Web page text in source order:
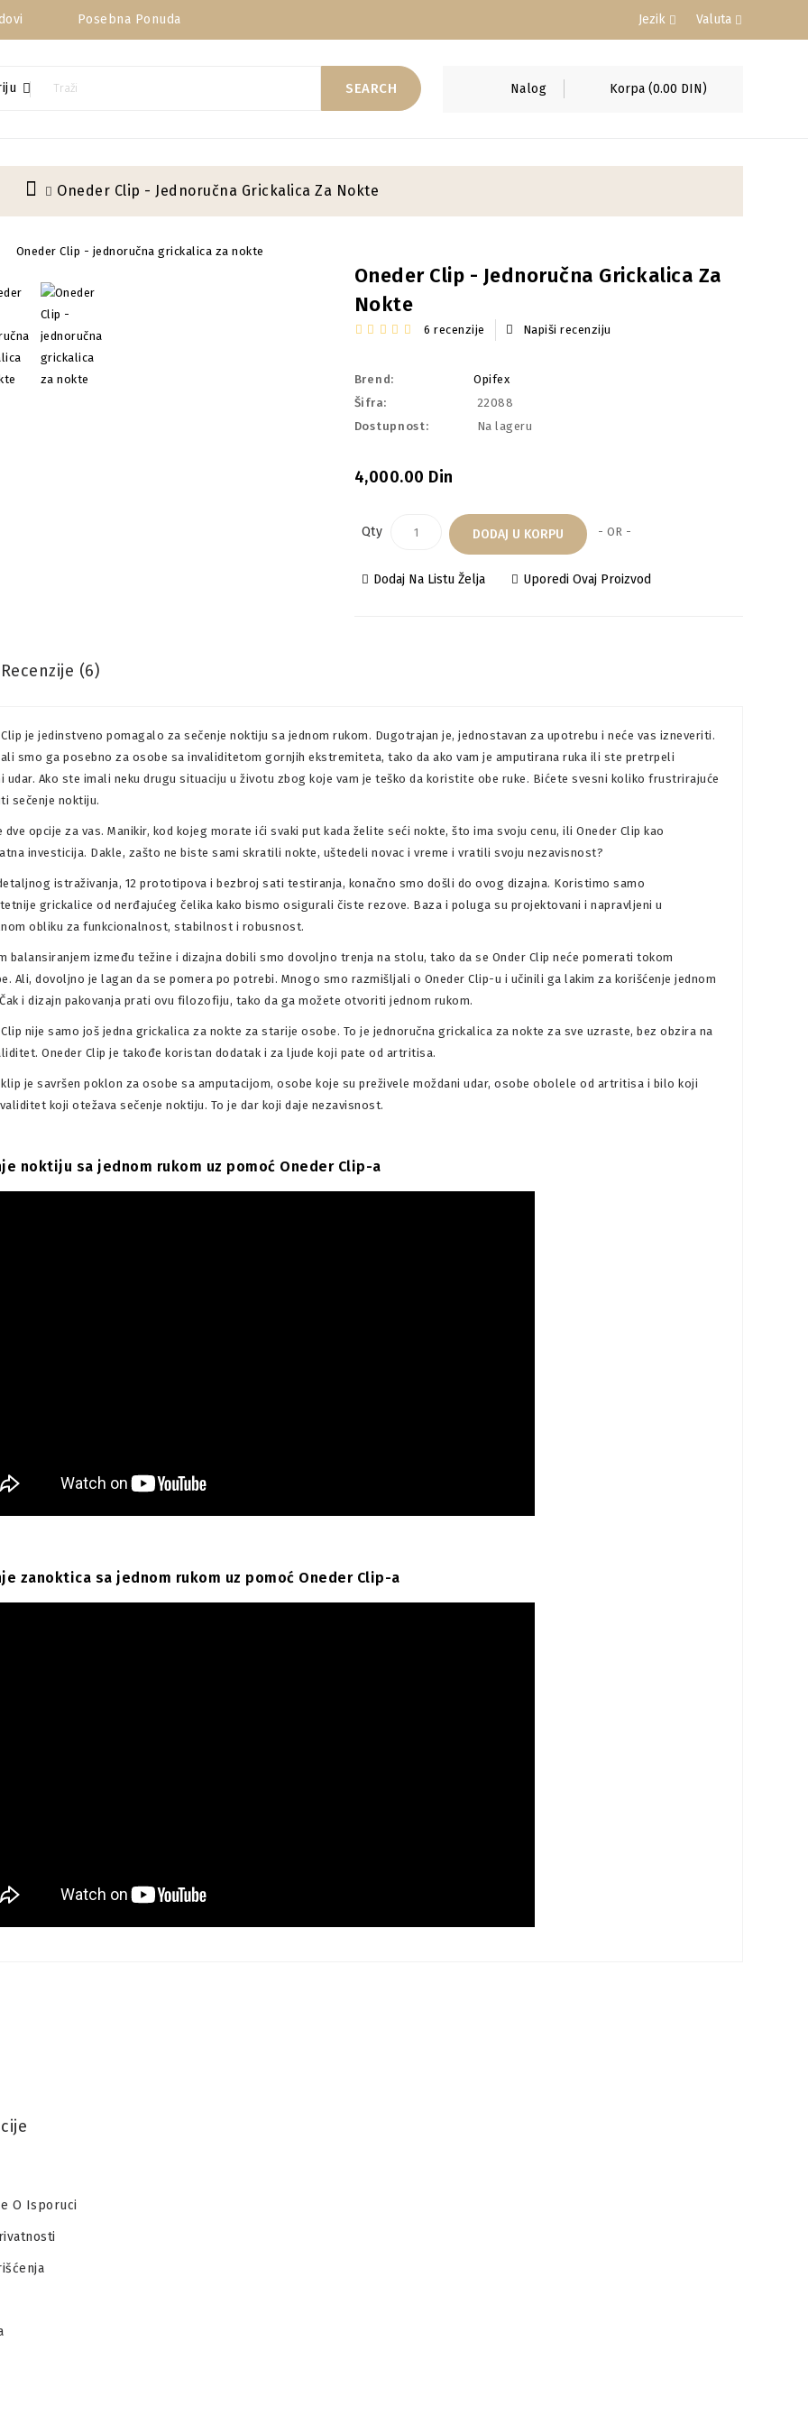
Posebna Ponuda Jezik Valuta
Korpa (0.00 DIN)
Nalog
SEARCH
Oneder Clip - Jednoručna Grickalica Za Nokte
Grickalica Za Nokte
- Nosač Ključa D7
Oneder Clip - Jednoručna Grickalica Za
Nokte
6 recenzije Napiši recenziju
Brend:
Opifex
Šifra:
22088
Dostupnost:
Na lageru
4,000.00 Din
Qty DODAJ U KORPU - OR -
Dodaj Na Listu Želja Uporedi Ovaj Proizvod
Recenzije (6)
Clip je jedinstveno pomagalo za sečenje noktiju sa jednom rukom. Dugotrajan je, jednostavan za upotrebu i neće vas izneveriti.
smo ga posebno za osobe sa invaliditetom gornjih ekstremiteta, tako da ako vam je amputirana ruka ili ste pretrpeli
udar. Ako ste imali neku drugu situaciju u životu zbog koje vam je teško da koristite obe ruke. Bićete svesni koliko frustrirajuće
sečenje noktiju.
dve opcije za vas. Manikir, kod kojeg morate ići svaki put kada želite seći nokte, što ima svoju cenu, ili Oneder Clip kao
investicija. Dakle, zašto ne biste sami skratili nokte, uštedeli novac i vreme i vratili svoju nezavisnost?
istraživanja, 12 prototipova i bezbroj sati testiranja, konačno smo došli do ovog dizajna. Koristimo samo
grickalice od nerđajućeg čelika kako bismo osigurali čiste rezove. Baza i poluga su projektovani i napravljeni u
obliku za funkcionalnost, stabilnost i robusnost.
balansiranjem između težine i dizajna dobili smo dovoljno trenja na stolu, tako da se Onder Clip neće pomerati tokom
Ali, dovoljno je lagan da se pomera po potrebi. Mnogo smo razmišljali o Oneder Clip-u i učinili ga lakim za korišćenje jednom
i dizajn pakovanja prati ovu filozofiju, tako da ga možete otvoriti jednom rukom.
Clip nije samo još jedna grickalica za nokte za starije osobe. To je jednoručna grickalica za nokte za sve uzraste, bez obzira na
Oneder Clip je takođe koristan dodatak i za ljude koji pate od artritisa.
klip je savršen poklon za osobe sa amputacijom, osobe koje su preživele moždani udar, osobe obolele od artritisa i bilo koji
koji otežava sečenje noktiju. To je dar koji daje nezavisnost.
noktiju sa jednom rukom uz pomoć Oneder Clip-a
zanoktica sa jednom rukom uz pomoć Oneder Clip-a
O Isporuci